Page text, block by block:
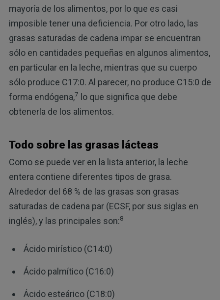
mayoría de los alimentos, por lo que es casi
imposible tener una deficiencia. Por otro lado, las
grasas saturadas de cadena impar se encuentran
sólo en cantidades pequeñas en algunos alimentos,
en particular en la leche, mientras que su cuerpo
sólo produce C17:0. Al parecer, no produce C15:0 de
forma endógena,7
lo que significa que debe
obtenerla de los alimentos.
Todo sobre las grasas lácteas
Como se puede ver en la lista anterior, la leche
entera contiene diferentes tipos de grasa.
Alrededor del 68 % de las grasas son grasas
saturadas de cadena par (ECSF, por sus siglas en
inglés), y las principales son:8
Ácido mirístico (C14:0)
Ácido palmítico (C16:0)
Ácido esteárico (C18:0)